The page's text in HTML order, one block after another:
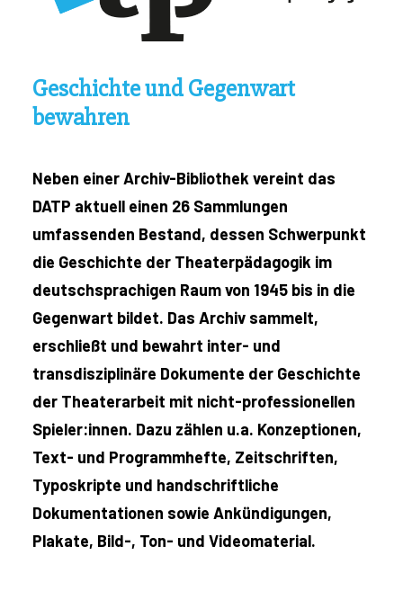
Geschichte und Gegenwart
bewahren
Neben einer Archiv-Bibliothek vereint das
DATP aktuell einen 26 Sammlungen
umfassenden Bestand, dessen Schwerpunkt
die Geschichte der Theaterpädagogik im
deutschsprachigen Raum von 1945 bis in die
Gegenwart bildet. Das Archiv sammelt,
erschließt und bewahrt inter- und
transdisziplinäre Dokumente der Geschichte
der Theaterarbeit mit nicht-professionellen
Spieler:innen. Dazu zählen u.a. Konzeptionen,
Text- und Programmhefte, Zeitschriften,
Typoskripte und handschriftliche
Dokumentationen sowie Ankündigungen,
Plakate, Bild-, Ton- und Videomaterial.